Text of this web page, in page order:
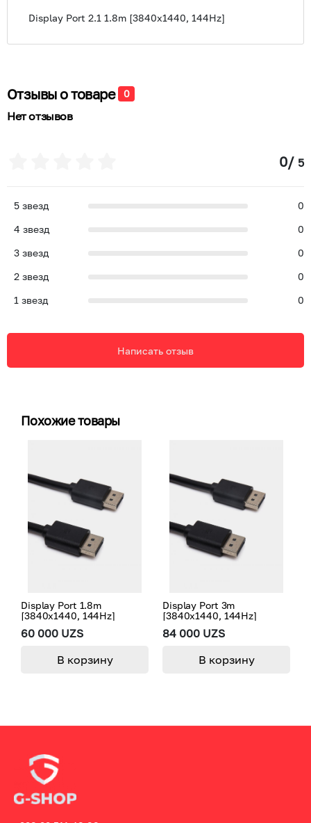
Display Port 2.1 1.8m [3840x1440, 144Hz]
Отзывы о товаре 0
Нет отзывов
0/ 5
5 звезд
0
4 звезд
0
3 звезд
0
2 звезд
0
1 звезд 0
Написать отзыв
Похожие товары
60 000 UZS
Display Port 1.8m
[3840x1440, 144Hz]
В корзину
84 000 UZS
Display Port 3m
[3840x1440, 144Hz]
В корзину